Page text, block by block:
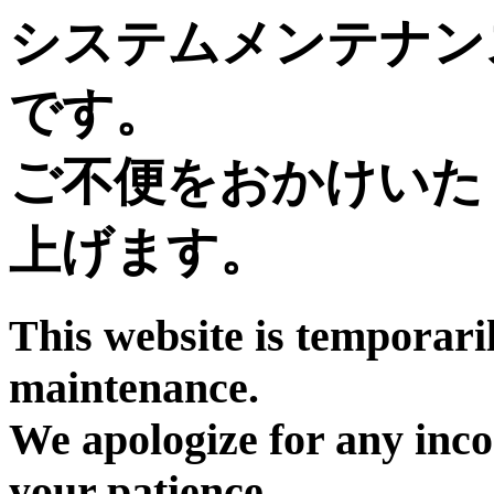
システムメンテナ
です。
ご不便をおかけい
上げます。
This website is
maintenance.
We apologize for any